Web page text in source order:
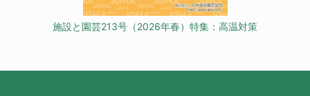
施設と園芸213号（2026年春）特集：高温対策